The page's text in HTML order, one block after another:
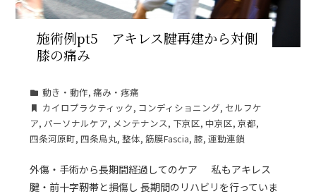
施術例pt5 アキレス腱再建から対側
膝の痛み
動き・動作,痛み・疼痛
カイロプラクティック, コンディショニング, セルフケ
ア, パーソナルケア, メンテナンス, 下京区,中京区,京都,
四条河原町,四条烏丸,整体,筋膜Fascia,膝,運動連鎖
外傷・手術から長期間経過してのケア 私もアキレス
腱・前十字靭帯と損傷し 長期間のリハビリを行っていま